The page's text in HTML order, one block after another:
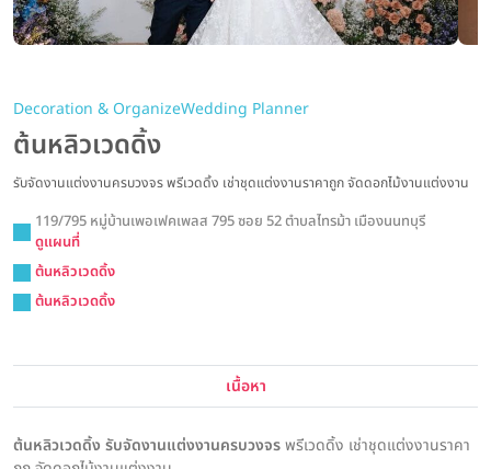
Decoration & OrganizeWedding Planner
ต้นหลิวเวดดิ้ง
รับจัดงานแต่งงานครบวงจร พรีเวดดิ้ง เช่าชุดแต่งงานราคาถูก จัดดอกไม้งานแต่งงาน
119/795 หมู่บ้านเพอเฟคเพลส 795 ซอย 52 ตำบลไทรม้า เมืองนนทบุรี
ดูแผนที่
ต้นหลิวเวดดิ้ง
ต้นหลิวเวดดิ้ง
เนื้อหา
ต้นหลิวเวดดิ้ง รับจัดงานแต่งงานครบวงจรพรีเวดดิ้ง เช่าชุดแต่งงานราคา